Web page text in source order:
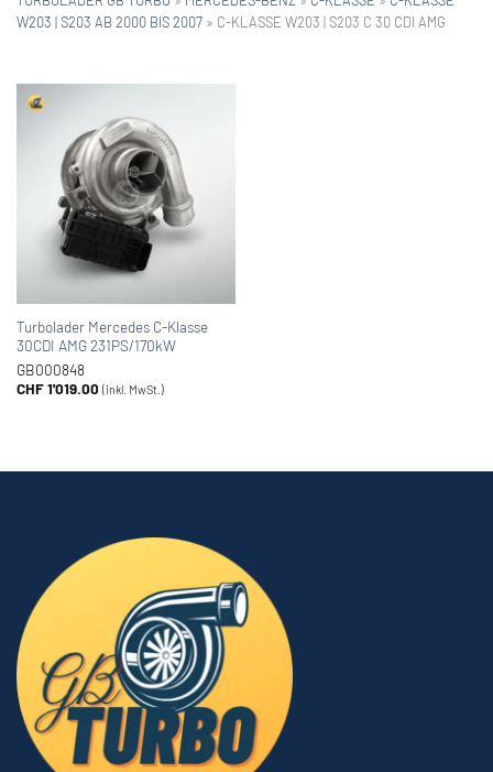
W203 | S203 AB 2000 BIS 2007 » C-KLASSE W203 | S203 C 30 CDI AMG
Turbolader Mercedes C-Klasse
30CDI AMG 231PS/170kW
GB000848
CHF1'019.00 (inkl. MwSt.)